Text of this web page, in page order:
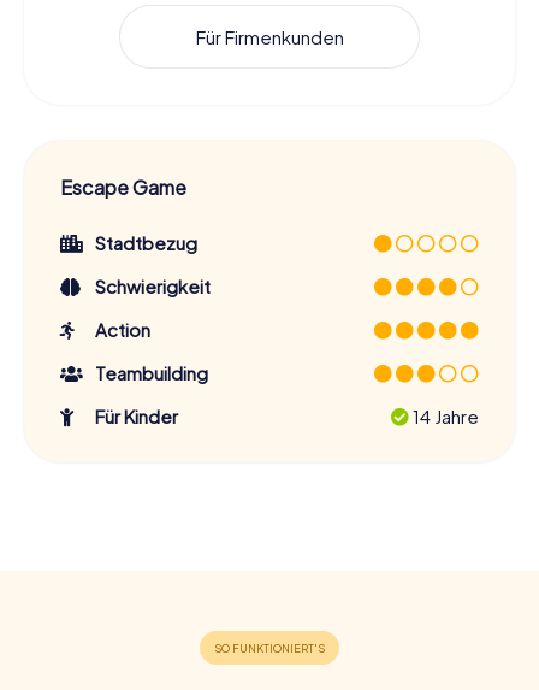
Für Firmenkunden
Escape Game
Stadtbezug
Schwierigkeit
Action
Teambuilding
Für Kinder
14 Jahre